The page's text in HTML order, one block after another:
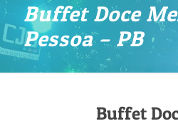
Buffet Doce
Pessoa – PB
Buffet